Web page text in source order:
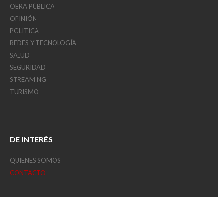
OBRA PÚBLICA
OPINIÓN
POLITICA
REDES Y TECNOLOGÍA
SALUD
SEGURIDAD
STREAMING
TURISMO
DE INTERÉS
QUIENES SOMOS
CONTACTO